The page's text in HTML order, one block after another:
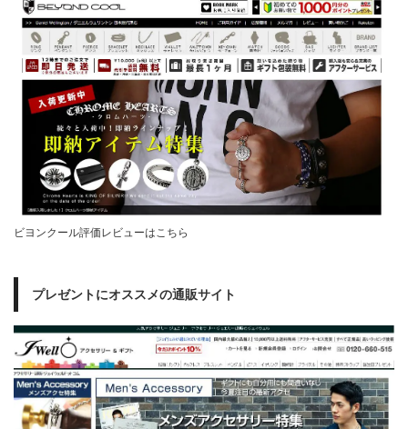
ビヨンクール評価レビューはこちら
プレゼントにオススメの通販サイト